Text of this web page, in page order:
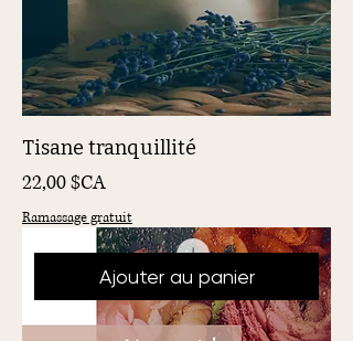
Tisane tranquillité
Prix
22,00 $CA
Ramassage gratuit
Ajouter au panier